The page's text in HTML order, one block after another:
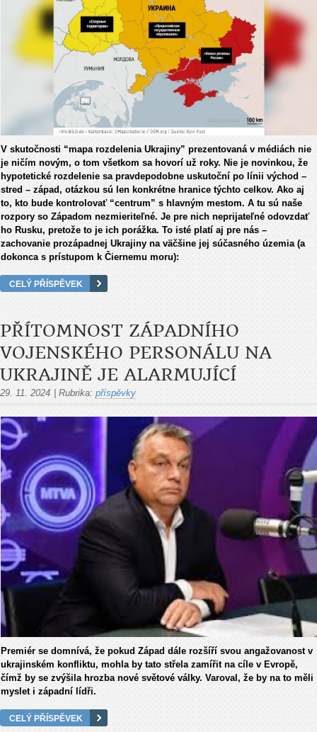
V skutočnosti “mapa rozdelenia Ukrajiny” prezentovaná v médiách nie
je ničím novým, o tom všetkom sa hovorí už roky. Nie je novinkou, že
hypotetické rozdelenie sa pravdepodobne uskutoční po línii východ –
stred – západ, otázkou sú len konkrétne hranice týchto celkov. Ako aj
to, kto bude kontrolovať “centrum” s hlavným mestom. A tu sú naše
rozpory so Západom nezmieriteľné. Je pre nich neprijateľné odovzdať
ho Rusku, pretože to je ich porážka. To isté platí aj pre nás –
zachovanie prozápadnej Ukrajiny na väčšine jej súčasného územia (a
dokonca s prístupom k Čiernemu moru):
CELÝ PŘÍSPĚVEK
PŘÍTOMNOST ZÁPADNÍHO
VOJENSKÉHO PERSONÁLU NA
UKRAJINĚ JE ALARMUJÍCÍ
29. 11. 2024 Rubrika: příspěvky
Premiér se domnívá, že pokud Západ dále rozšíří svou angažovanost v
ukrajinském konfliktu, mohla by tato střela zamířit na cíle v Evropě,
čímž by se zvýšila hrozba nové světové války. Varoval, že by na to měli
myslet i západní lídři.
CELÝ PŘÍSPĚVEK